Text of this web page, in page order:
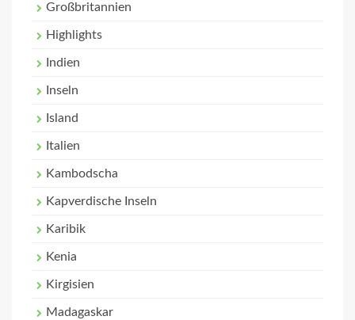
Großbritannien
Highlights
Indien
Inseln
Island
Italien
Kambodscha
Kapverdische Inseln
Karibik
Kenia
Kirgisien
Madagaskar